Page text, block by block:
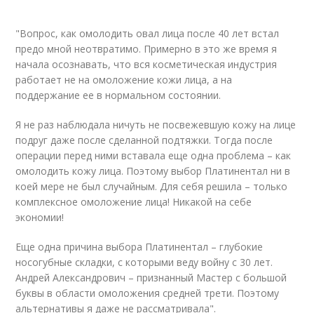
"Вопрос, как омолодить овал лица после 40 лет встал
предо мной неотвратимо. Примерно в это же время я
начала осознавать, что вся косметическая индустрия
работает не на омоложение кожи лица, а на
поддержание ее в нормальном состоянии.
Я не раз наблюдала ничуть не посвежевшую кожу на лице
подруг даже после сделанной подтяжки. Тогда после
операции перед ними вставала еще одна проблема – как
омолодить кожу лица. Поэтому выбор Платинентал ни в
коей мере не был случайным. Для себя решила – только
комплексное омоложение лица! Никакой на себе
экономии!
Еще одна причина выбора Платинентал – глубокие
носогубные складки, с которыми веду войну с 30 лет.
Андрей Александрович – признанный Мастер с большой
буквы в области омоложения средней трети. Поэтому
альтернативы я даже не рассматривала".